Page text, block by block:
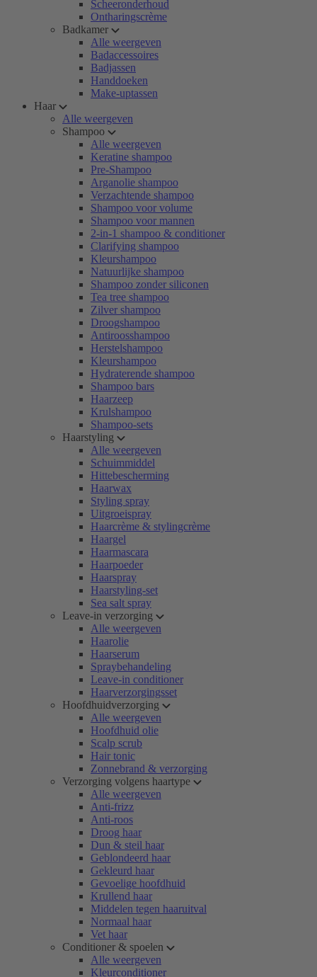
Scheeronderhoud
Ontharingscrème
Badkamer
Alle weergeven
Badaccessoires
Badjassen
Handdoeken
Make-uptassen
Haar
Alle weergeven
Shampoo
Alle weergeven
Keratine shampoo
Pre-Shampoo
Arganolie shampoo
Verzachtende shampoo
Shampoo voor volume
Shampoo voor mannen
2-in-1 shampoo & conditioner
Clarifying shampoo
Kleurshampoo
Natuurlijke shampoo
Shampoo zonder siliconen
Tea tree shampoo
Zilver shampoo
Droogshampoo
Antiroosshampoo
Herstelshampoo
Kleurshampoo
Hydraterende shampoo
Shampoo bars
Haarzeep
Krulshampoo
Shampoo-sets
Haarstyling
Alle weergeven
Schuimmiddel
Hittebescherming
Haarwax
Styling spray
Uitgroeispray
Haarcrème & stylingcrème
Haargel
Haarmascara
Haarpoeder
Haarspray
Haarstyling-set
Sea salt spray
Leave-in verzorging
Alle weergeven
Haarolie
Haarserum
Spraybehandeling
Leave-in conditioner
Haarverzorgingsset
Hoofdhuidverzorging
Alle weergeven
Hoofdhuid olie
Scalp scrub
Hair tonic
Zonnebrand & verzorging
Verzorging volgens haartype
Alle weergeven
Anti-frizz
Anti-roos
Droog haar
Dun & steil haar
Geblondeerd haar
Gekleurd haar
Gevoelige hoofdhuid
Krullend haar
Middelen tegen haaruitval
Normaal haar
Vet haar
Conditioner & spoelen
Alle weergeven
Kleurconditioner